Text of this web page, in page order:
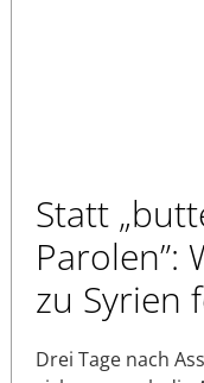
Statt
Parolen”:
zu Syrien
Drei Tage nach